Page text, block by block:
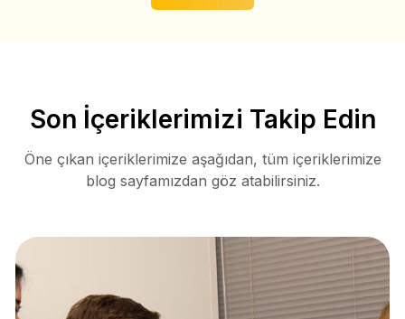
Son İçeriklerimizi Takip Edin
Öne çıkan içeriklerimize aşağıdan, tüm içeriklerimize
blog sayfamızdan göz atabilirsiniz.